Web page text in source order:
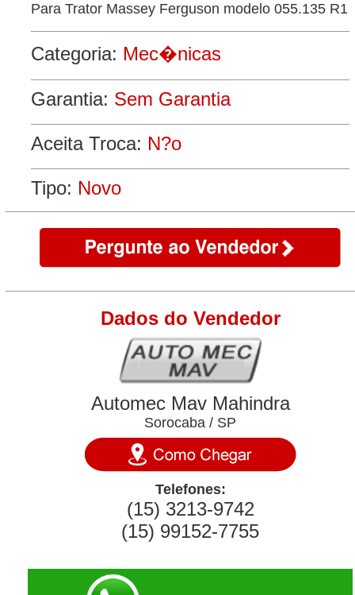
Para Trator Massey Ferguson modelo 055.135 R1
Categoria: Mec�nicas
Garantia: Sem Garantia
Aceita Troca: N?o
Tipo: Novo
Dados do Vendedor
Automec Mav Mahindra
Sorocaba / SP
Telefones:
(15) 3213-9742
(15) 99152-7755